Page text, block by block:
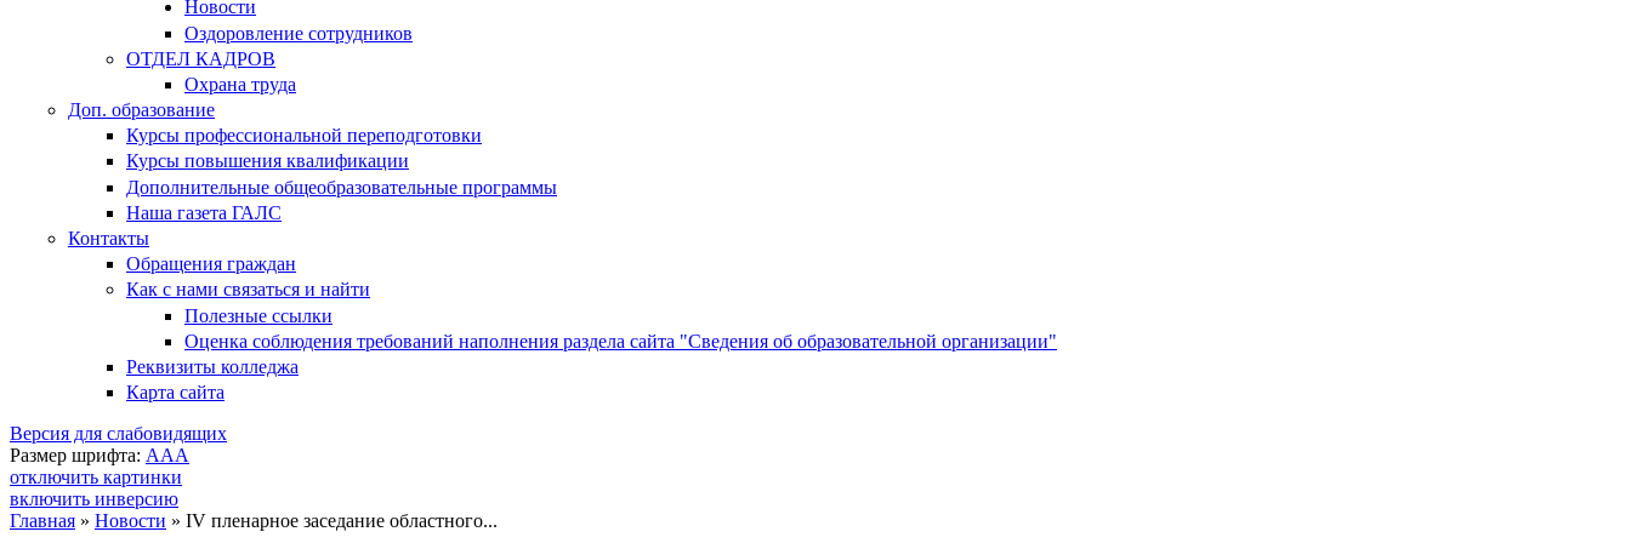
Новости
Оздоровление сотрудников
ОТДЕЛ КАДРОВ
Охрана труда
Доп. образование
Курсы профессиональной переподготовки
Курсы повышения квалификации
Дополнительные общеобразовательные программы
Наша газета ГАЛС
Контакты
Обращения граждан
Как с нами связаться и найти
Полезные ссылки
Оценка соблюдения требований наполнения раздела сайта "Сведения об образовательной организации"
Реквизиты колледжа
Карта сайта
Версия для слабовидящих
Размер шрифта: AAA
отключить картинки
включить инверсию
Главная » Новости » IV пленарное заседание областного...